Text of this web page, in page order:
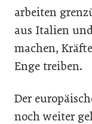
arbeiten
aus Italien
machen,
Enge treiben.
Der
noch weiter